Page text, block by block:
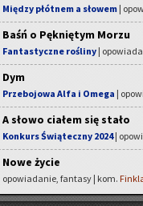
Między płótnem a słowem |
Baśń o Pękniętym Morzu
Fantastyczne rośliny |
Dym
Przebojowa Alfa i Omega |
A słowo ciałem się stało
Konkurs Świąteczny 2024|
Nowe życie
opowiadanie, fantasy | kom.